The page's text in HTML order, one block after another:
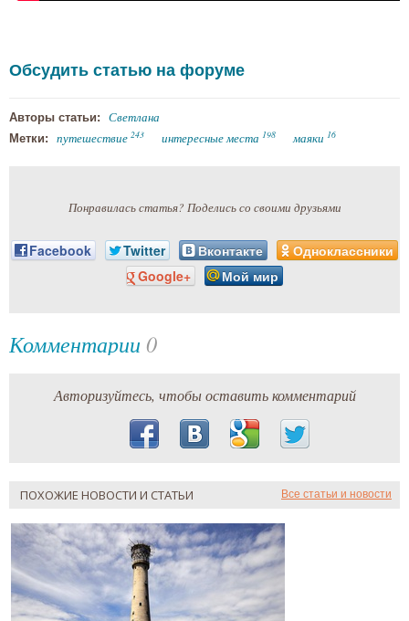
Обсудить статью на форуме
Авторы статьи: Светлана
Метки: путешествие 243 интересные места 198 маяки 16
Понравилась статья? Поделись со своими друзьями
Facebook Twitter Вконтакте
Одноклассники
Google+
Мой мир
Комментарии 0
Авторизуйтесь, чтобы оставить комментарий
ПОХОЖИЕ НОВОСТИ И СТАТЬИ Все статьи и новости